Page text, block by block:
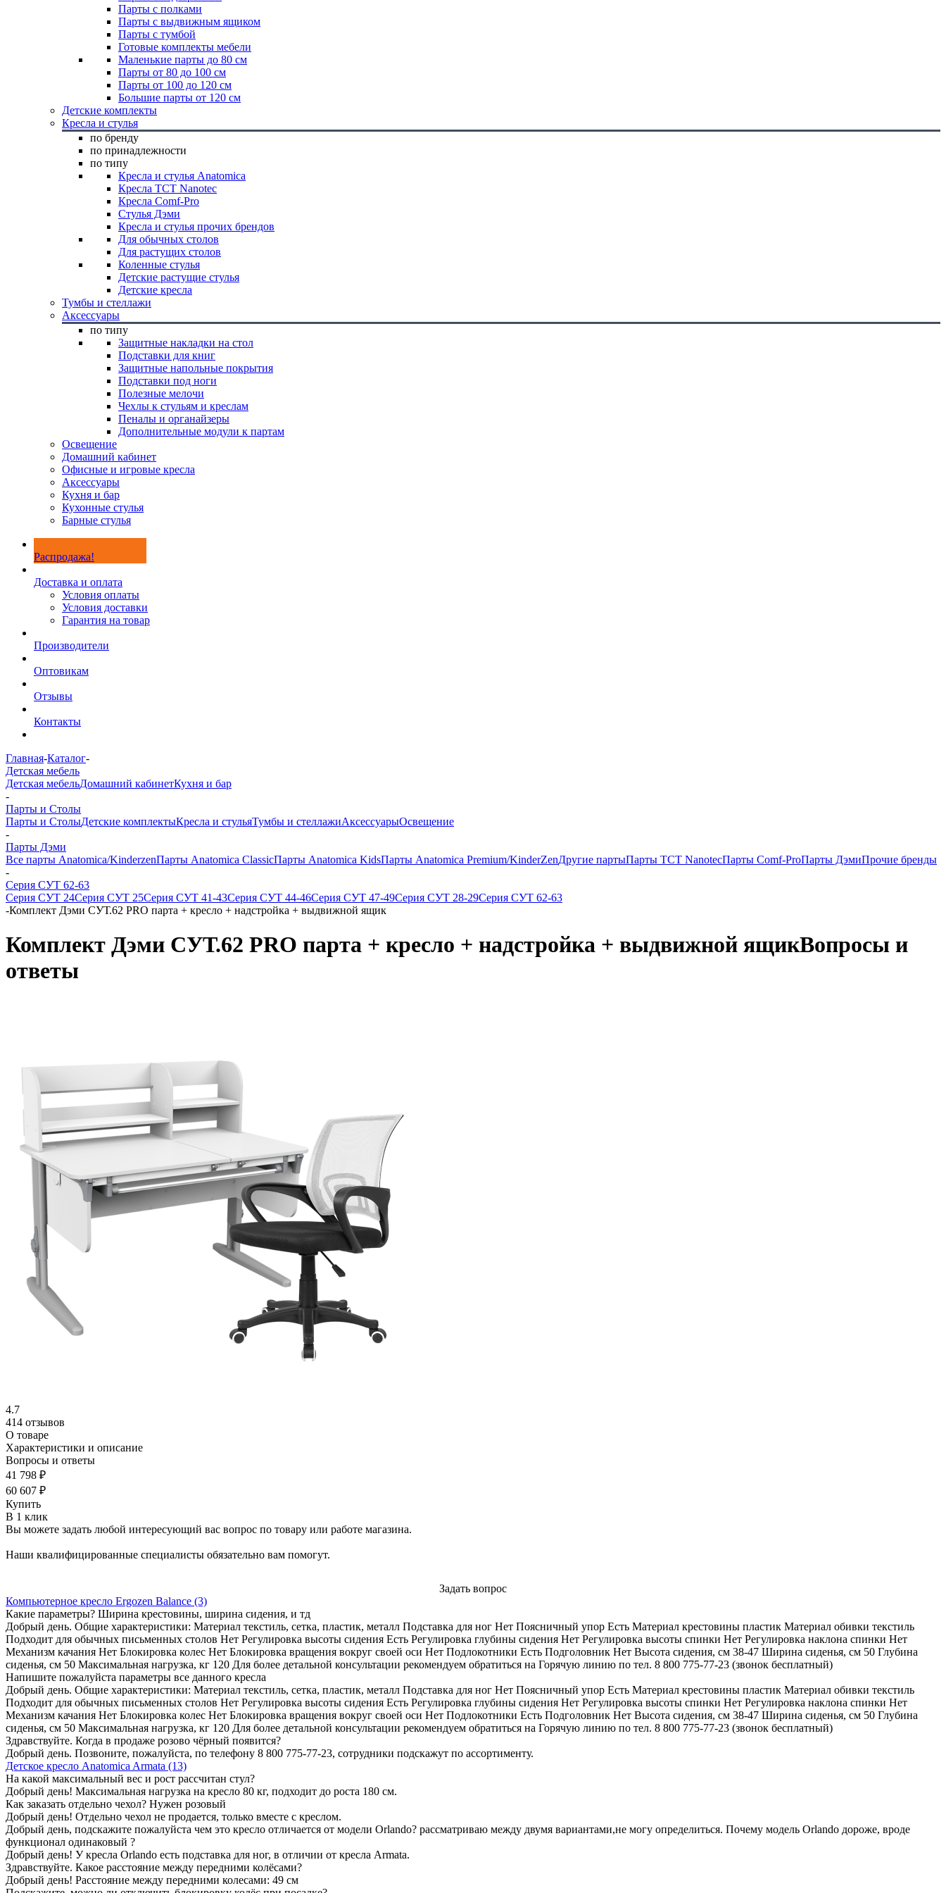
Парты с полками
Парты с выдвижным ящиком
Парты с тумбой
Готовые комплекты мебели
Маленькие парты до 80 см
Парты от 80 до 100 см
Парты от 100 до 120 см
Большие парты от 120 см
Детские комплекты
Кресла и стулья
по бренду
по принадлежности
по типу
Кресла и стулья Anatomica
Кресла TCT Nanotec
Кресла Comf-Pro
Стулья Дэми
Кресла и стулья прочих брендов
Для обычных столов
Для растущих столов
Коленные стулья
Детские растущие стулья
Детские кресла
Тумбы и стеллажи
Аксессуары
по типу
Защитные накладки на стол
Подставки для книг
Защитные напольные покрытия
Подставки под ноги
Полезные мелочи
Чехлы к стульям и креслам
Пеналы и органайзеры
Дополнительные модули к партам
Освещение
Домашний кабинет
Офисные и игровые кресла
Аксессуары
Кухня и бар
Кухонные стулья
Барные стулья
Распродажа!
Доставка и оплата
Условия оплаты
Условия доставки
Гарантия на товар
Производители
Оптовикам
Отзывы
Контакты
Главная-Каталог-
Детская мебель
Детская мебельДомашний кабинетКухня и бар
-
Парты и Столы
Парты и СтолыДетские комплектыКресла и стульяТумбы и стеллажиАксессуарыОсвещение
-
Парты Дэми
Все парты Anatomica/KinderzenПарты Anatomica ClassicПарты Anatomica KidsПарты Anatomica Premium/KinderZenДругие партыПарты TCT NanotecПарты Comf-ProПарты ДэмиПрочие бренды
-
Серия СУТ 62-63
Серия СУТ 24Серия СУТ 25Серия СУТ 41-43Серия СУТ 44-46Серия СУТ 47-49Серия СУТ 28-29Серия СУТ 62-63
-Комплект Дэми СУТ.62 PRO парта + кресло + надстройка + выдвижной ящик
Комплект Дэми СУТ.62 PRO парта + кресло + надстройка + выдвижной ящикВопросы и
ответы
4.7
414 отзывов
О товаре
Характеристики и описание
Вопросы и ответы
41 798 ₽
60 607 ₽
Купить
В 1 клик
Вы можете задать любой интересующий вас вопрос по товару или работе магазина.
Наши квалифицированные специалисты обязательно вам помогут.
Задать вопрос
Компьютерное кресло Ergozen Balance (3)
Какие параметры? Ширина крестовины, ширина сидения, и тд
Добрый день. Общие характеристики: Материал текстиль, сетка, пластик, металл Подставка для ног Нет Поясничный упор Есть Материал крестовины пластик Материал обивки текстиль
Подходит для обычных письменных столов Нет Регулировка высоты сидения Есть Регулировка глубины сидения Нет Регулировка высоты спинки Нет Регулировка наклона спинки Нет
Механизм качания Нет Блокировка колес Нет Блокировка вращения вокруг своей оси Нет Подлокотники Есть Подголовник Нет Высота сидения, см 38-47 Ширина сиденья, см 50 Глубина
сиденья, см 50 Максимальная нагрузка, кг 120 Для более детальной консультации рекомендуем обратиться на Горячую линию по тел. 8 800 775-77-23 (звонок бесплатный)
Напишите пожалуйста параметры все данного кресла
Добрый день. Общие характеристики: Материал текстиль, сетка, пластик, металл Подставка для ног Нет Поясничный упор Есть Материал крестовины пластик Материал обивки текстиль
Подходит для обычных письменных столов Нет Регулировка высоты сидения Есть Регулировка глубины сидения Нет Регулировка высоты спинки Нет Регулировка наклона спинки Нет
Механизм качания Нет Блокировка колес Нет Блокировка вращения вокруг своей оси Нет Подлокотники Есть Подголовник Нет Высота сидения, см 38-47 Ширина сиденья, см 50 Глубина
сиденья, см 50 Максимальная нагрузка, кг 120 Для более детальной консультации рекомендуем обратиться на Горячую линию по тел. 8 800 775-77-23 (звонок бесплатный)
Здравствуйте. Когда в продаже розово чёрный появится?
Добрый день. Позвоните, пожалуйста, по телефону 8 800 775-77-23, сотрудники подскажут по ассортименту.
Детское кресло Anatomica Armata (13)
На какой максимальный вес и рост рассчитан стул?
Добрый день! Максимальная нагрузка на кресло 80 кг, подходит до роста 180 см.
Как заказать отдельно чехол? Нужен розовый
Добрый день! Отдельно чехол не продается, только вместе с креслом.
Добрый день, подскажите пожалуйста чем это кресло отличается от модели Orlando? рассматриваю между двумя вариантами,не могу определиться. Почему модель Orlando дороже, вроде
функционал одинаковый ?
Добрый день! У кресла Orlando есть подставка для ног, в отличии от кресла Armata.
Здравствуйте. Какое расстояние между передними колёсами?
Добрый день! Расстояние между передними колесами: 49 см